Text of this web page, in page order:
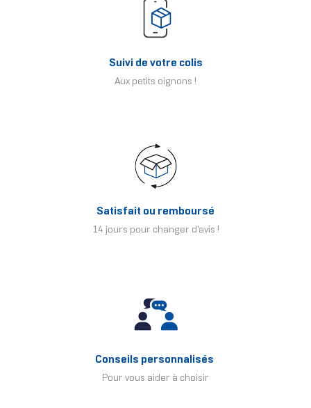
Suivi de votre colis
Aux petits oignons !
Satisfait ou remboursé
14 jours pour changer d'avis !
Conseils personnalisés
Pour vous aider à choisir